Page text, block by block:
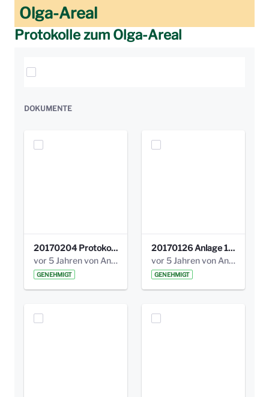
Olga-Areal
Protokolle zum Olga-Areal
Elemente auswählen
DOKUMENTE
20170204 Protokoll Workshop 2 Promenade Schloßstraße (1).pdf
vor 5 Jahren von Anni Schlumberger
GENEHMIGT
20170126 Anlage 1_Kinderbeteiligung_Olga_Areal_Auswertung.pdf
vor 5 Jahren von Anni Schlumberger
GENEHMIGT